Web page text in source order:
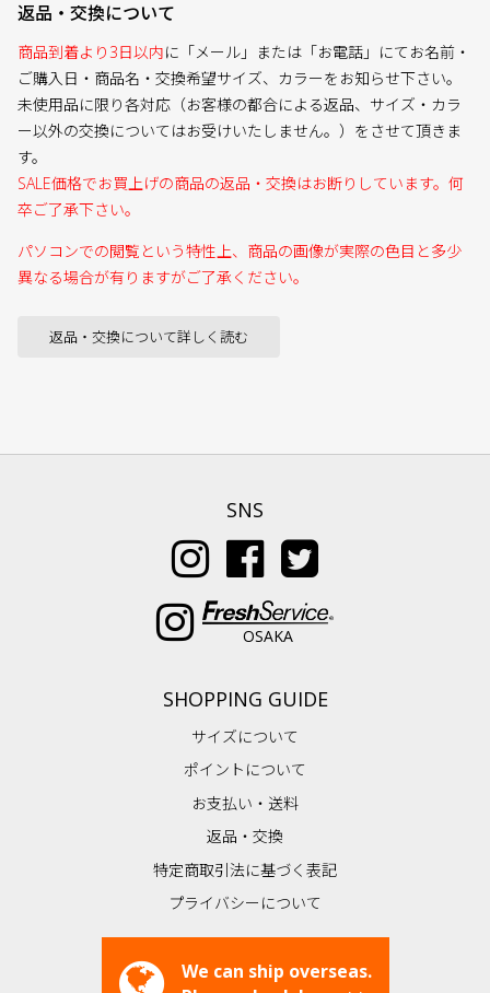
返品・交換について
商品到着より3日以内に「メール」または「お電話」にてお名前・
ご購入日・商品名・交換希望サイズ、カラーをお知らせ下さい。
未使用品に限り各対応（お客様の都合による返品、サイズ・カラ
ー以外の交換についてはお受けいたしません。）をさせて頂きま
す。
SALE価格でお買上げの商品の返品・交換はお断りしています。何
卒ご了承下さい。
パソコンでの閲覧という特性上、商品の画像が実際の色目と多少
異なる場合が有りますがご了承ください。
返品・交換について詳しく読む
SNS
OSAKA
SHOPPING GUIDE
サイズについて
ポイントについて
お支払い・送料
返品・交換
特定商取引法に基づく表記
プライバシーについて
We can ship overseas.